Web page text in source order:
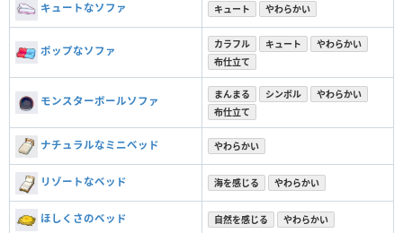
キュートなソファ キュート やわらかい
ポップなソファ
カラフル キュート
やわらかい
布仕立て
モンスターボールソファ
まんまる シンボル
やわらかい
布仕立て
ナチュラルなミニベッド やわらかい
リゾートなベッド 海を感じる やわらかい
ほしくさのベッド 自然を感じる やわらかい